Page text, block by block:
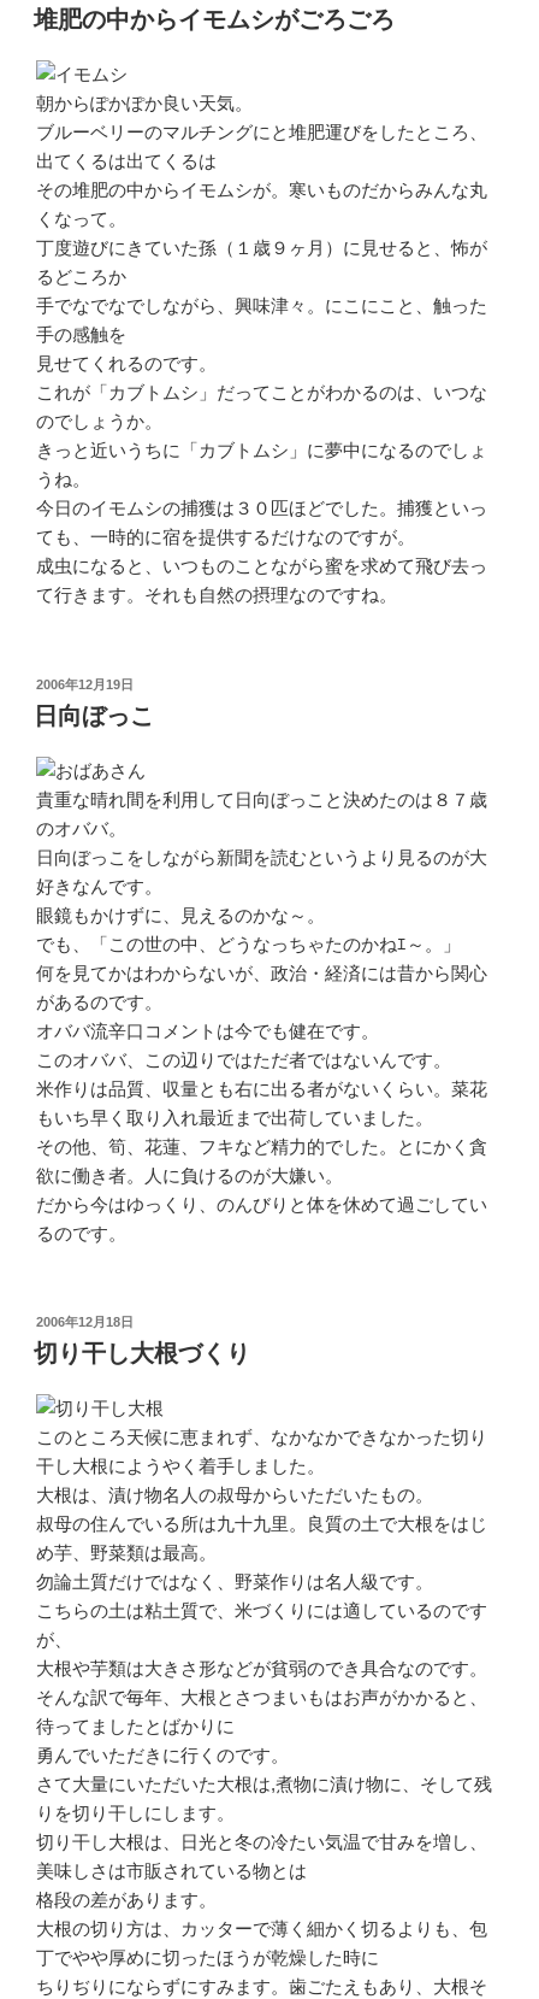
稿
日:
堆肥の中からイモムシがごろごろ
朝からぽかぽか良い天気。
ブルーベリーのマルチングにと堆肥運びをしたところ、
出てくるは出てくるは
その堆肥の中からイモムシが。寒いものだからみんな丸
くなって。
丁度遊びにきていた孫（１歳９ヶ月）に見せると、怖が
るどころか
手でなでなでしながら、興味津々。にこにこと、触った
手の感触を
見せてくれるのです。
これが「カブトムシ」だってことがわかるのは、いつな
のでしょうか。
きっと近いうちに「カブトムシ」に夢中になるのでしょ
うね。
今日のイモムシの捕獲は３０匹ほどでした。捕獲といっ
ても、一時的に宿を提供するだけなのですが。
成虫になると、いつものことながら蜜を求めて飛び去っ
て行きます。それも自然の摂理なのですね。
投
稿
日:
2006年12月19日
日向ぼっこ
貴重な晴れ間を利用して日向ぼっこと決めたのは８７歳
のオババ。
日向ぼっこをしながら新聞を読むというより見るのが大
好きなんです。
眼鏡もかけずに、見えるのかな～。
でも、「この世の中、どうなっちゃたのかねｴ～。」
何を見てかはわからないが、政治・経済には昔から関心
があるのです。
オババ流辛口コメントは今でも健在です。
このオババ、この辺りではただ者ではないんです。
米作りは品質、収量とも右に出る者がないくらい。菜花
もいち早く取り入れ最近まで出荷していました。
その他、筍、花蓮、フキなど精力的でした。とにかく貪
欲に働き者。人に負けるのが大嫌い。
だから今はゆっくり、のんびりと体を休めて過ごしてい
るのです。
投
稿
日:
2006年12月18日
切り干し大根づくり
このところ天候に恵まれず、なかなかできなかった切り
干し大根にようやく着手しました。
大根は、漬け物名人の叔母からいただいたもの。
叔母の住んでいる所は九十九里。良質の土で大根をはじ
め芋、野菜類は最高。
勿論土質だけではなく、野菜作りは名人級です。
こちらの土は粘土質で、米づくりには適しているのです
が、
大根や芋類は大きさ形などが貧弱のでき具合なのです。
そんな訳で毎年、大根とさつまいもはお声がかかると、
待ってましたとばかりに
勇んでいただきに行くのです。
さて大量にいただいた大根は,煮物に漬け物に、そして残
りを切り干しにします。
切り干し大根は、日光と冬の冷たい気温で甘みを増し、
美味しさは市販されている物とは
格段の差があります。
大根の切り方は、カッターで薄く細かく切るよりも、包
丁でやや厚めに切ったほうが乾燥した時に
ちりぢりにならずにすみます。歯ごたえもあり、大根そ